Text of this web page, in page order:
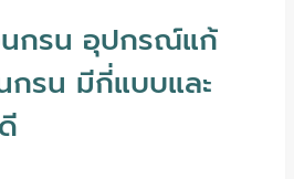
นกรน อุปกรณ์แก้
รน มีกี่แบบและ